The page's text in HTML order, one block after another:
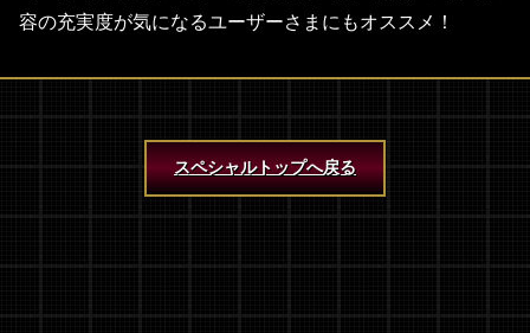
容の充実度が気になるユーザーさまにもオススメ！
スペシャルトップへ戻る